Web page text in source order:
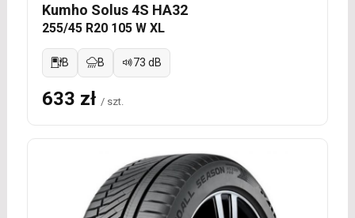
Kumho Solus 4S HA32
255/45 R20 105 W XL
B B 73 dB
633 zł / szt.